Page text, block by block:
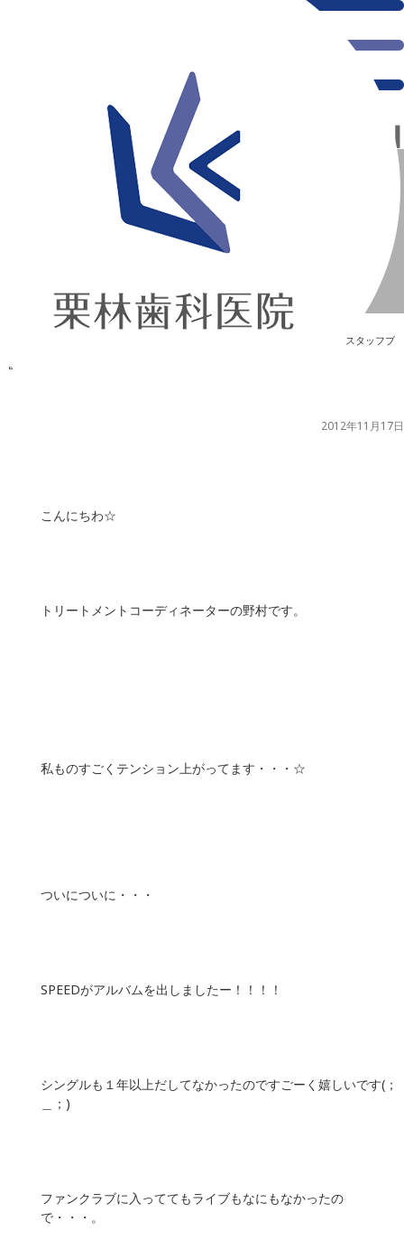
スタッフブ
2012年11月17日
こんにちわ☆
トリートメントコーディネーターの野村です。
私ものすごくテンション上がってます・・・☆
ついについに・・・
SPEEDがアルバムを出しましたー！！！！
シングルも１年以上だしてなかったのですごーく嬉しいです(；
＿；)
ファンクラブに入っててもライブもなにもなかったの
で・・・。